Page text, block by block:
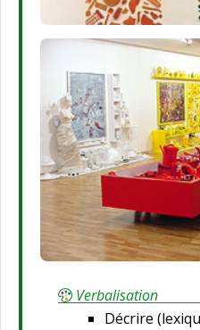
Verbalisation
Décrire